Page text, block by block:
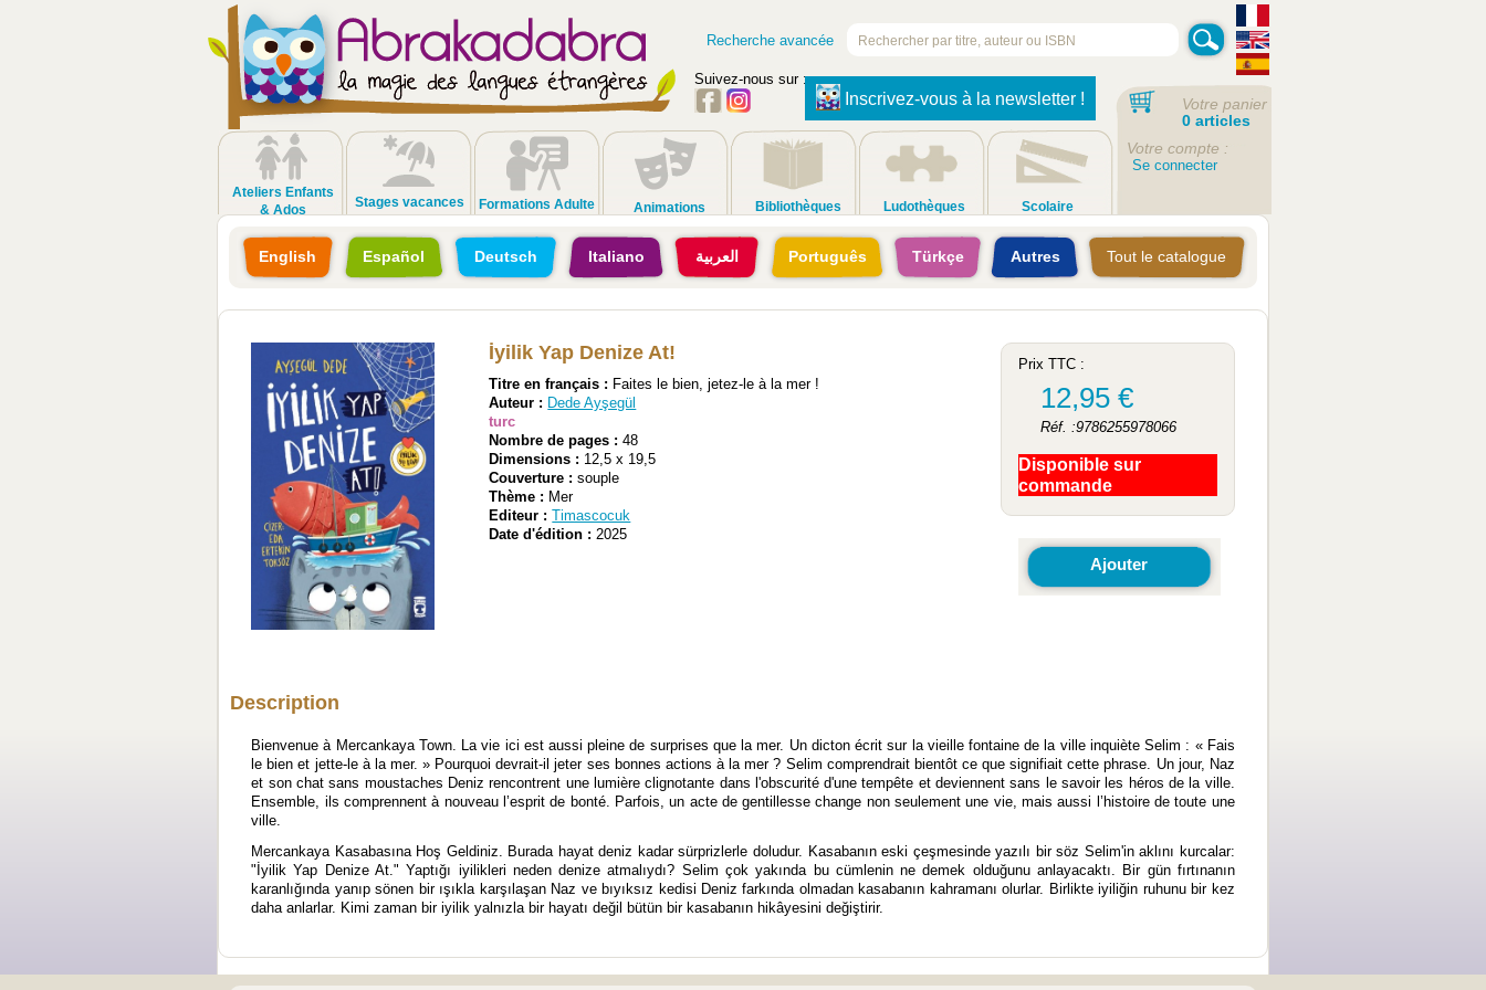
Recherche avancée
Suivez-nous sur :
Inscrivez-vous à la newsletter !
Ateliers Enfants
& Ados
Stages vacances Formations Adulte Animations Bibliothèques Ludothèques Scolaire
Votre panier
0 articles
Votre compte :
Se connecter
English Español Deutsch Italiano العربية Português Türkçe Autres Tout le catalogue
İyilik Yap Denize At!
Titre en français : Faites le bien, jetez-le à la mer !
Auteur : Dede Ayşegül
turc
Nombre de pages : 48
Dimensions : 12,5 x 19,5
Couverture : souple
Thème : Mer
Editeur :Timascocuk
Date d'édition : 2025
Prix TTC :
12,95 €
Réf. :9786255978066
Disponible sur
commande
Ajouter
Description
Bienvenue à Mercankaya Town. La vie ici est aussi pleine de surprises que la mer. Un dicton écrit sur la vieille fontaine de la ville inquiète Selim : « Fais
le bien et jette-le à la mer. » Pourquoi devrait-il jeter ses bonnes actions à la mer ? Selim comprendrait bientôt ce que signifiait cette phrase. Un jour, Naz
et son chat sans moustaches Deniz rencontrent une lumière clignotante dans l'obscurité d'une tempête et deviennent sans le savoir les héros de la ville.
Ensemble, ils comprennent à nouveau l’esprit de bonté. Parfois, un acte de gentillesse change non seulement une vie, mais aussi l’histoire de toute une
ville.
Mercankaya Kasabasına Hoş Geldiniz. Burada hayat deniz kadar sürprizlerle doludur. Kasabanın eski çeşmesinde yazılı bir söz Selim'in aklını kurcalar:
"İyilik Yap Denize At." Yaptığı iyilikleri neden denize atmalıydı? Selim çok yakında bu cümlenin ne demek olduğunu anlayacaktı. Bir gün fırtınanın
karanlığında yanıp sönen bir ışıkla karşılaşan Naz ve bıyıksız kedisi Deniz farkında olmadan kasabanın kahramanı olurlar. Birlikte iyiliğin ruhunu bir kez
daha anlarlar. Kimi zaman bir iyilik yalnızla bir hayatı değil bütün bir kasabanın hikâyesini değiştirir.